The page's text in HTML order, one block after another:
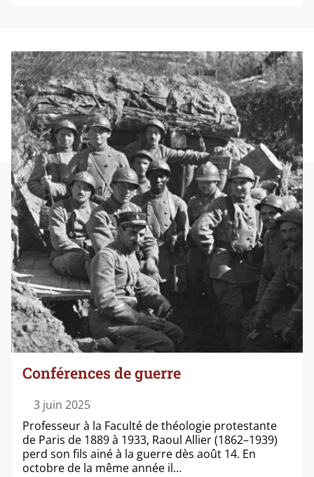
Conférences de guerre
3 juin 2025
Professeur à la Faculté de théo­lo­gie pro­tes­tante
de Paris de 1889 à 1933, Raoul Allier (1862–1939)
perd son fils ainé à la guerre dès août 14. En
octobre de la même année il…